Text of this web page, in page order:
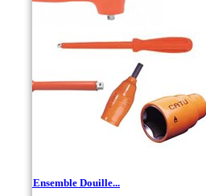
1/4''- Ensemble Douille...